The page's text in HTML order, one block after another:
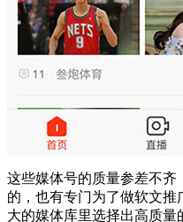
这些媒体号的质量参差不
的，也有专门为了做软文
大的媒体库里选择出高质量